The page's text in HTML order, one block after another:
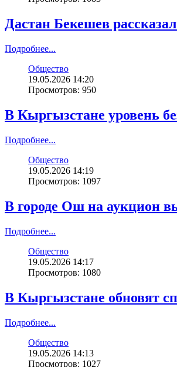
Дастан Бекешев
Подробнее...
Общество
19.05.2026 14:20
Просмотров: 950
В Кыргызстане уровень
Подробнее...
Общество
19.05.2026 14:19
Просмотров: 1097
В городе Ош на аукцион
Подробнее...
Общество
19.05.2026 14:17
Просмотров: 1080
В Кыргызстане обновят
Подробнее...
Общество
19.05.2026 14:13
Просмотров: 1027